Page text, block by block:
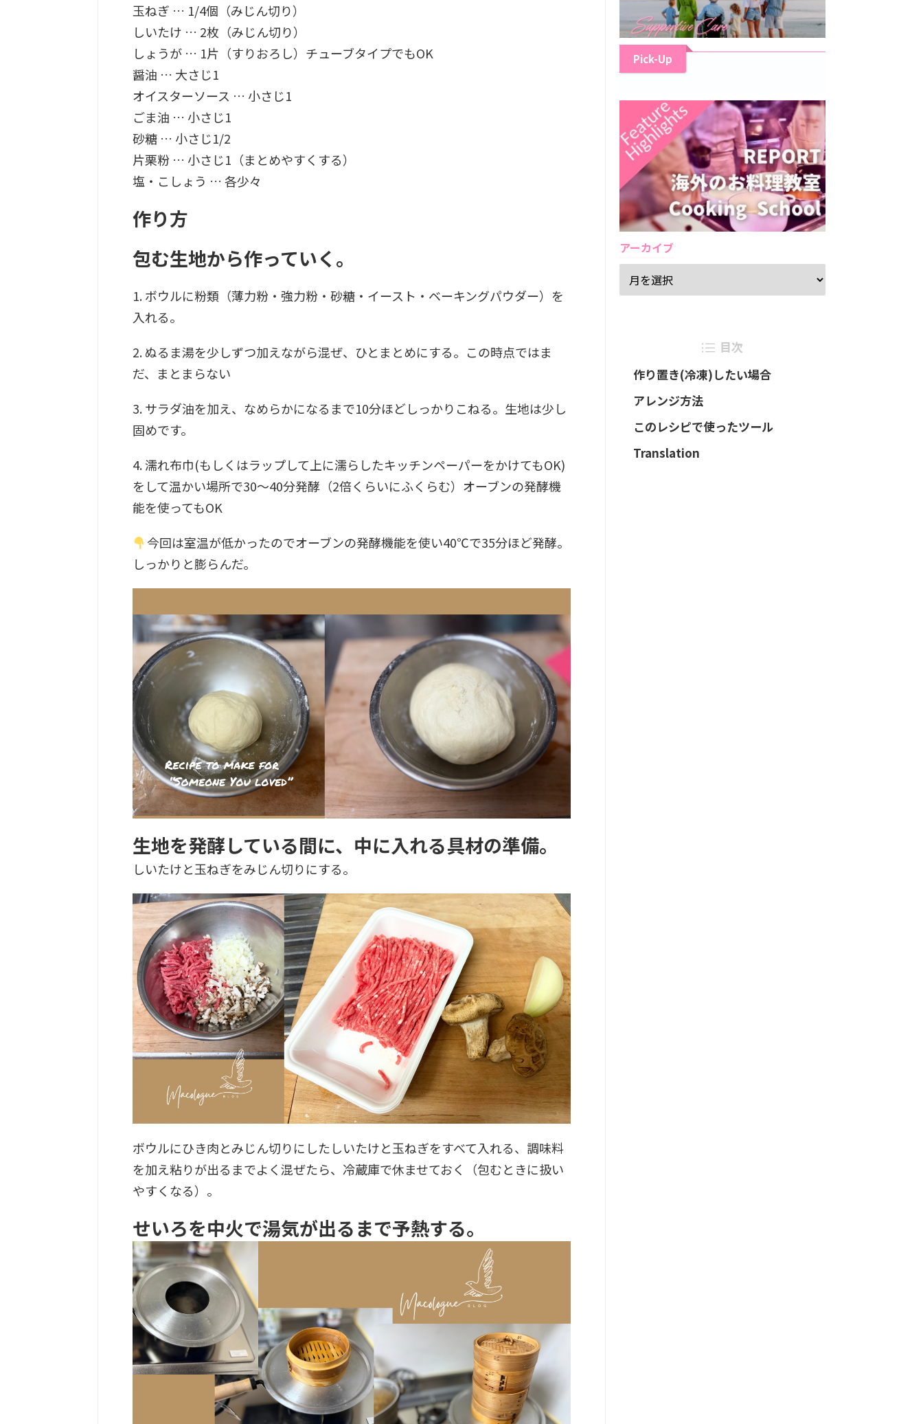
玉ねぎ … 1/4個（みじん切り）
しいたけ … 2枚（みじん切り）
しょうが … 1片（すりおろし）チューブタイプでもOK
醤油 … 大さじ1
オイスターソース … 小さじ1
ごま油 … 小さじ1
砂糖 … 小さじ1/2
片栗粉 … 小さじ1（まとめやすくする）
塩・こしょう … 各少々
作り方
包む生地から作っていく。
1. ボウルに粉類（薄力粉・強力粉・砂糖・イースト・ベーキングパウダー）を
入れる。
2. ぬるま湯を少しずつ加えながら混ぜ、ひとまとめにする。この時点ではま
だ、まとまらない
3. サラダ油を加え、なめらかになるまで10分ほどしっかりこねる。生地は少し
固めです。
4. 濡れ布巾(もしくはラップして上に濡らしたキッチンペーパーをかけてもOK)
をして温かい場所で30〜40分発酵 （2倍くらいにふくらむ）オーブンの発酵機
能を使ってもOK
今回は室温が低かったのでオーブンの発酵機能を使い40℃で35分ほど発酵。
しっかりと膨らんだ。
生地を発酵している間に、中に入れる具材の準備。
しいたけと玉ねぎをみじん切りにする。
ボウルにひき肉とみじん切りにしたしいたけと玉ねぎをすべて入れる、調味料
を加え粘りが出るまでよく混ぜたら、 冷蔵庫で休ませておく（包むときに扱い
やすくなる）。
せいろを中火で湯気が出るまで予熱する。
Pick-Up
アーカイブ
目次
作り置き(冷凍)したい場合
アレンジ方法
このレシピで使ったツール
Translation